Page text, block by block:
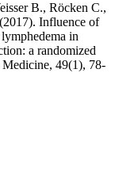
B., Röcken C.,
Influence of
in
a randomized
49(1), 78-